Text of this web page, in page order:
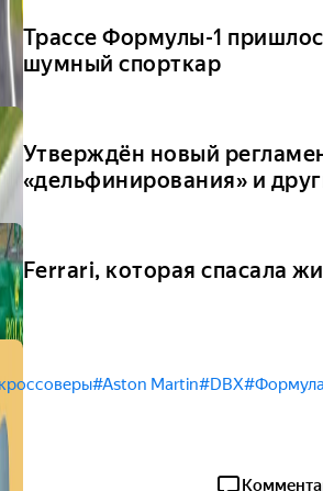
Трассе Формулы-1
шумный спорткар
Утверждён новый
«дельфинирования» и
Ferrari, которая спасала
#Aston Martin#DBX